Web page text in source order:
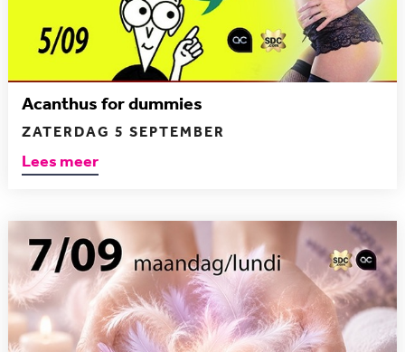
Acanthus for dummies
ZATERDAG 5 SEPTEMBER
Lees meer